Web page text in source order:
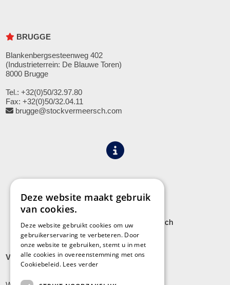
BRUGGE
Blankenbergsesteenweg 402
(Industrieterrein: De Blauwe Toren)
8000 Brugge
Tel.: +32(0)50/32.97.80
Fax: +32(0)50/32.04.11
brugge@stockvermeersch.com
Privacy
Leveringen aan Stock Vermeersch
VLADSLO
Deze website maakt gebruik
van cookies.
Deze website gebruikt cookies om uw
gebruikerservaring te verbeteren. Door
onze website te gebruiken, stemt u in met
alle cookies in overeenstemming met ons
Cookiebeleid. Lees verder